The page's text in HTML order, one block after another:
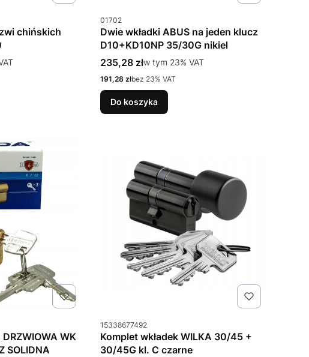
chińskich
Kod produktu
01702
Dwie wkładki ABUS na jeden klucz
D10+KD10NP 35/30G nikiel
Cena brutto
235,28 złw tym %s VAT
w tym 23% VAT
Cena netto
191,28 złbez 23% VAT
Do koszyka
WK
SOLIDNA
Kod produktu
15338677492
Komplet wkładek WILKA 30/45 +
30/45G kl. C czarne